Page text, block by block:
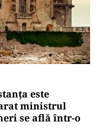
este
ministrul
se află într-o